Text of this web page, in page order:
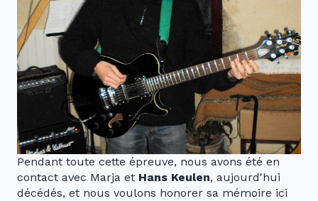
Pendant toute cette épreuve, nous avons été en
contact avec Marja et Hans Keulen, aujourd'hui
décédés, et nous voulons honorer sa mémoire ici